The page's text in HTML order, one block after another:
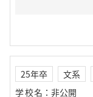
25年卒 文系
学校名 ： 非公開